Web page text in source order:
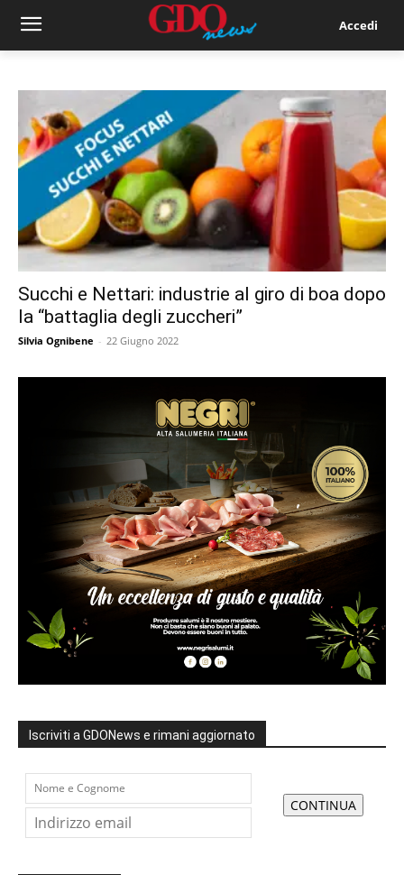
Accedi
Succhi e Nettari: industrie al giro di boa dopo
la “battaglia degli zuccheri”
Silvia Ognibene - 22 Giugno 2022
Iscriviti a GDONews e rimani aggiornato